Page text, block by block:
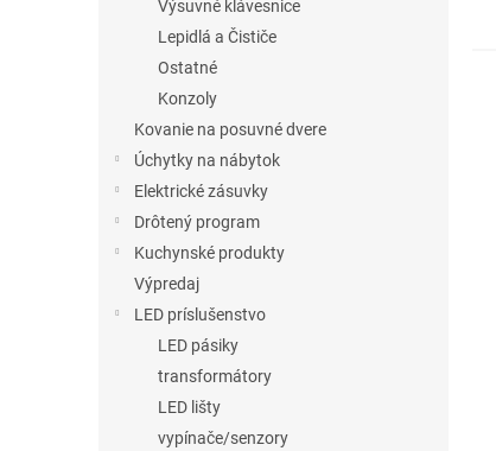
Výsuvné klávesnice
Lepidlá a Čističe
Ostatné
Konzoly
Kovanie na posuvné dvere
Úchytky na nábytok
Elektrické zásuvky
Drôtený program
Kuchynské produkty
Výpredaj
LED príslušenstvo
LED pásiky
transformátory
LED lišty
vypínače/senzory